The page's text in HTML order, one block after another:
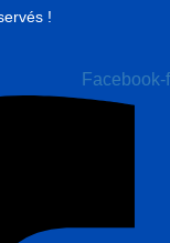
!
Facebook-f